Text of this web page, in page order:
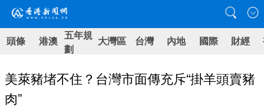
頭條 港澳 五年規
劃
大灣區 台灣 內地 國際 財經
美萊豬堵不住？台灣市面傳充斥“掛羊頭賣豬
肉”